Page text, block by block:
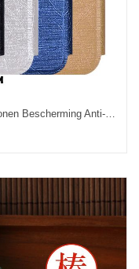
Huawei P Smart+ 2019 Hoesje Folio Siliconen Bescherming Anti-fall Mobiele Telefoon Goedkoop